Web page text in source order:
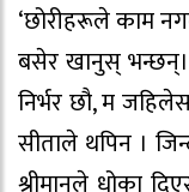
‘छोरीहरूले काम
बसेर खानुस्
निर्भर छौ, म
सीताले थपिन ।